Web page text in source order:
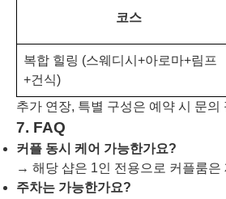
코스
복합 힐링 (스웨디시+아로마+림프
+건식)
추가 연장, 특별 구성은 예약 시 문의
7. FAQ
커플 동시 케어 가능한가요?
→ 해당 샵은 1인 전용으로 커플룸은
주차는 가능한가요?